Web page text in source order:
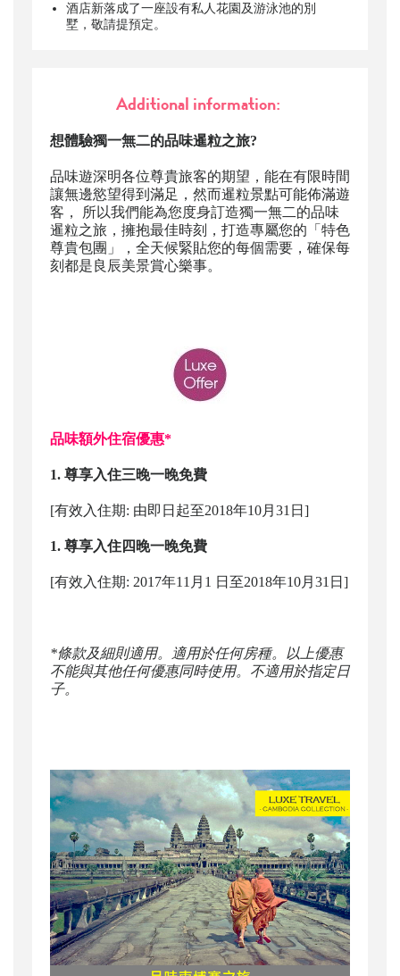
酒店新落成了一座設有私人花園及游泳池的別
墅，敬請提預定。
Additional information:
想體驗獨一無二的品味暹粒之旅?
品味遊深明各位尊貴旅客的期望，能在有限時間
讓無邊慾望得到滿足，然而暹粒景點可能佈滿遊
客， 所以我們能為您度身訂造獨一無二的品味
暹粒之旅，擁抱最佳時刻，打造專屬您的「特色
尊貴包團」，全天候緊貼您的每個需要，確保每
刻都是良辰美景賞心樂事。
品味額外住宿優惠*
1. 尊享入住三晚一晚免費
[有效入住期: 由即日起至2018年10月31日]
1. 尊享入住四晚一晚免費
[有效入住期: 2017年11月1 日至2018年10月31日]
*條款及細則適用。適用於任何房種。以上優惠
不能與其他任何優惠同時使用。不適用於指定日
子。